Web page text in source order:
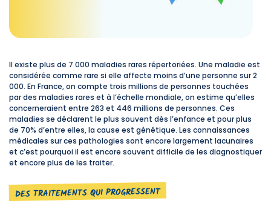
Il existe plus de 7 000 maladies rares répertoriées. Une maladie est
considérée comme rare si elle affecte moins d’une personne sur 2
000. En France, on compte trois millions de personnes touchées
par des maladies rares et à l’échelle mondiale, on estime qu’elles
concerneraient entre 263 et 446 millions de personnes. Ces
maladies se déclarent le plus souvent dès l’enfance et pour plus
de 70% d’entre elles, la cause est génétique. Les connaissances
médicales sur ces pathologies sont encore largement lacunaires
et c’est pourquoi il est encore souvent difficile de les diagnostiquer
et encore plus de les traiter.
DES TRAITEMENTS QUI PROGRESSENT